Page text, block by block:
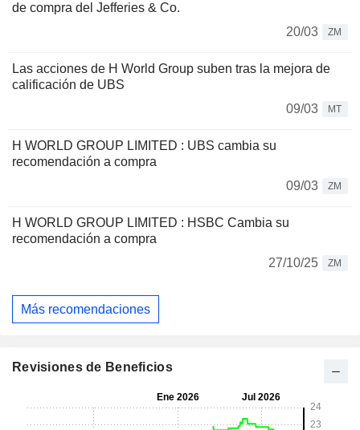
de compra del Jefferies & Co.
20/03
ZM
Las acciones de H World Group suben tras la mejora de
calificación de UBS
09/03
MT
H WORLD GROUP LIMITED : UBS cambia su
recomendación a compra
09/03
ZM
H WORLD GROUP LIMITED : HSBC Cambia su
recomendación a compra
27/10/25
ZM
Más recomendaciones
Revisiones de Beneficios